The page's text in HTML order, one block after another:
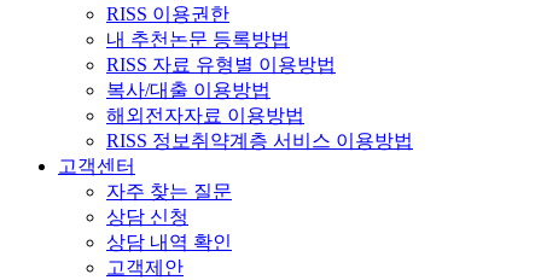
RISS 이용권한
내 추천논문 등록방법
RISS 자료 유형별 이용방법
복사/대출 이용방법
해외전자자료 이용방법
RISS 정보취약계층 서비스 이용방법
고객센터
자주 찾는 질문
상담 신청
상담 내역 확인
고객제안